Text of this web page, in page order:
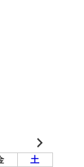
土